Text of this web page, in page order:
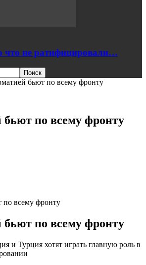
что не ратифицировали…
бьют по всему фронту
бьют по всему фронту
бьют по всему фронту
и Турция хотят играть главную роль в